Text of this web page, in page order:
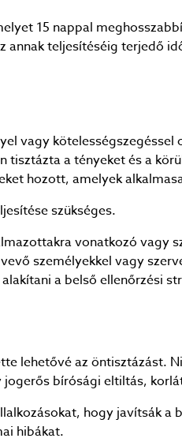
15 nappal
annak teljesítéséig terjedő
vagy
a tényeket és a
hozott, amelyek
szükséges.
vonatkozó vagy
személyekkel vagy
a belső ellenőrzési
lehetővé az öntisztázást.
bírósági eltiltás,
hogy javítsák
hibákat.